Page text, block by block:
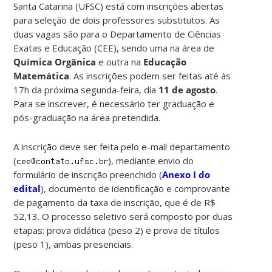
Santa Catarina (UFSC) está com inscrições abertas
para seleção de dois professores substitutos. As
duas vagas são para o Departamento de Ciências
Exatas e Educação (CEE), sendo uma na área de
Química Orgânica e outra na Educação
Matemática. As inscrições podem ser feitas até às
17h da próxima segunda-feira, dia 11 de agosto.
Para se inscrever, é necessário ter graduação e
pós-graduação na área pretendida.
A inscrição deve ser feita pelo e-mail departamento
(
), mediante envio do
formulário de inscrição preenchido (Anexo I do
edital), documento de identificação e comprovante
de pagamento da taxa de inscrição, que é de R$
52,13. O processo seletivo será composto por duas
etapas: prova didática (peso 2) e prova de títulos
(peso 1), ambas presenciais.